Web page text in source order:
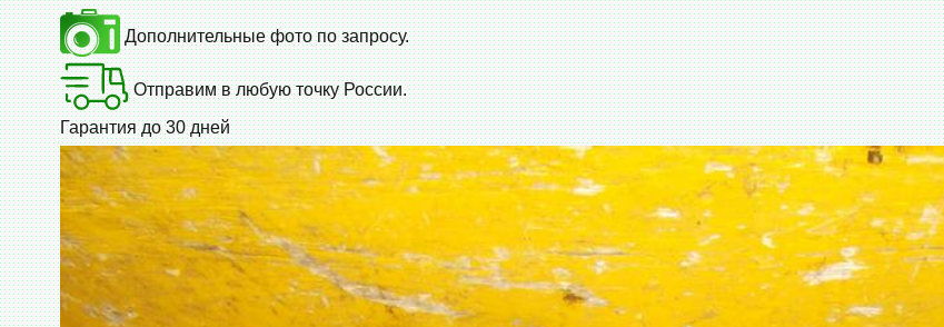
Дополнительные фото по запросу.
Отправим в любую точку России.
Гарантия до 30 дней